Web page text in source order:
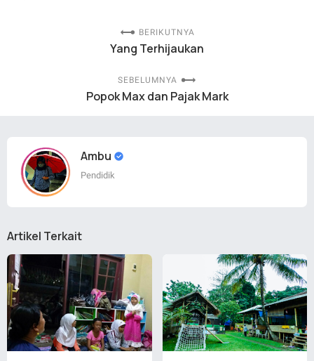
BERIKUTNYA
Yang Terhijaukan
SEBELUMNYA
Popok Max dan Pajak Mark
Ambu
Pendidik
Artikel Terkait